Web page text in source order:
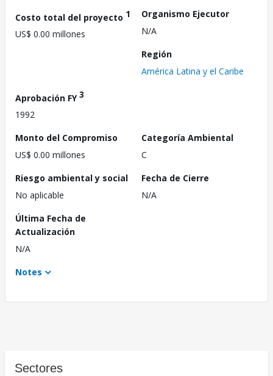
Costo total del proyecto 1
US$ 0.00 millones
Organismo Ejecutor
N/A
Región
América Latina y el Caribe
Aprobación FY3
1992
Monto del Compromiso
US$ 0.00 millones
Categoría Ambiental
C
Riesgo ambiental y social
No aplicable
Fecha de Cierre
N/A
Última Fecha de
Actualización
N/A
Notes
Sectores